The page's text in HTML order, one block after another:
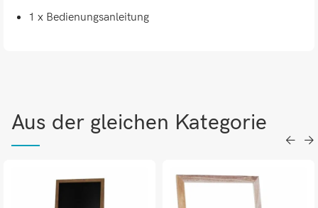
1 x Bedienungsanleitung
Aus der gleichen Kategorie